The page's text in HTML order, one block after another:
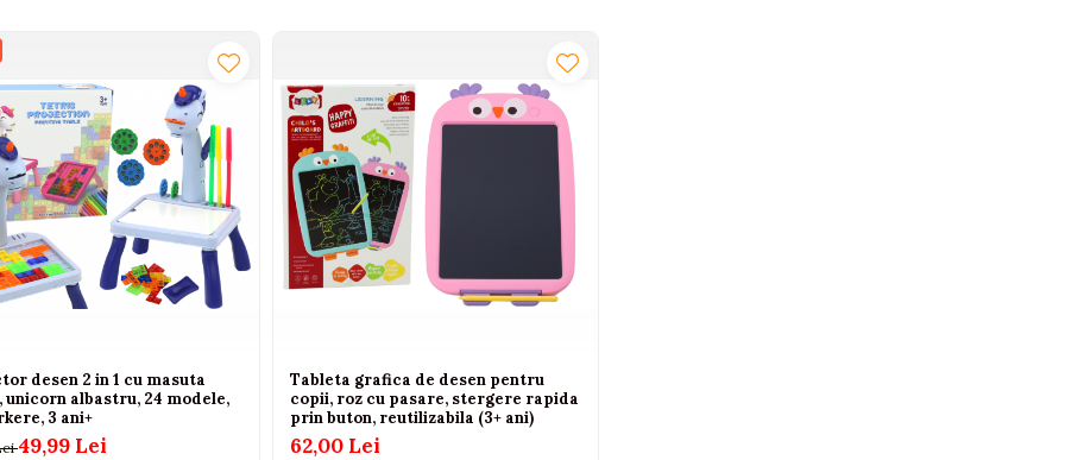
desen 2 in 1 cu masuta
unicorn albastru, 24 modele,
3 ani+
49,99 Lei
Tableta grafica de desen pentru
copii, roz cu pasare, stergere rapida
prin buton, reutilizabila (3+ ani)
62,00 Lei